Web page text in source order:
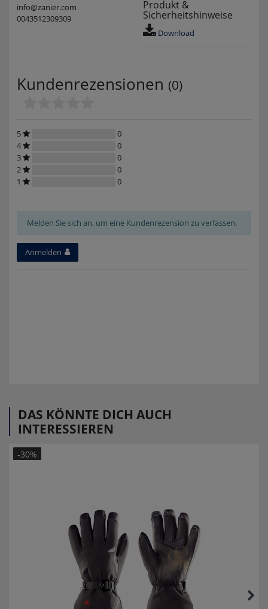
info@zanier.com
0043512309309
Produkt &
Sicherheitshinweise
Download
Kundenrezensionen (0)
5
0
4
0
3
0
2
0
1
0
Melden Sie sich an, um eine Kundenrezension zu verfassen.
Anmelden
DAS KÖNNTE DICH AUCH
INTERESSIEREN
-30%